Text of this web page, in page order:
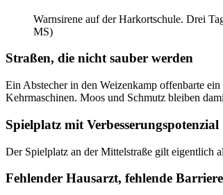
Warnsirene auf der Harkortschule. Drei
MS)
Straßen, die nicht sauber werden
Ein Abstecher in den Weizenkamp offenbarte
Kehrmaschinen. Moos und Schmutz bleiben
Spielplatz mit Verbesserungspotenzial
Der Spielplatz an der Mittelstraße gilt eigentlich
Fehlender Hausarzt, fehlende